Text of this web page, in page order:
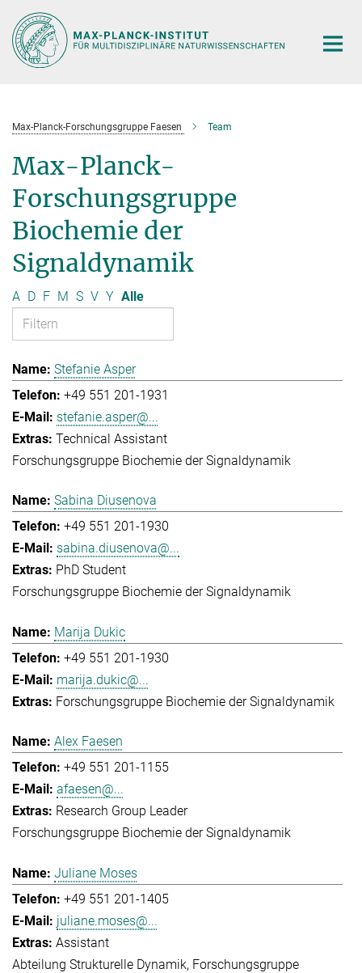
Hauptinhalt
Max-Planck-Forschungsgruppe Faesen Team
Max-Planck-
Forschungsgruppe
Biochemie der
Signaldynamik
A D F M S V Y Alle
Stefanie Asper
+49 551 201-1931
stefanie.asper@...
Technical Assistant
Forschungsgruppe Biochemie der Signaldynamik
Sabina Diusenova
+49 551 201-1930
sabina.diusenova@...
PhD Student
Forschungsgruppe Biochemie der Signaldynamik
Marija Dukic
+49 551 201-1930
marija.dukic@...
Forschungsgruppe Biochemie der Signaldynamik
Alex Faesen
+49 551 201-1155
afaesen@...
Research Group Leader
Forschungsgruppe Biochemie der Signaldynamik
Juliane Moses
+49 551 201-1405
juliane.moses@...
Assistant
Abteilung Strukturelle Dynamik Forschungsgruppe